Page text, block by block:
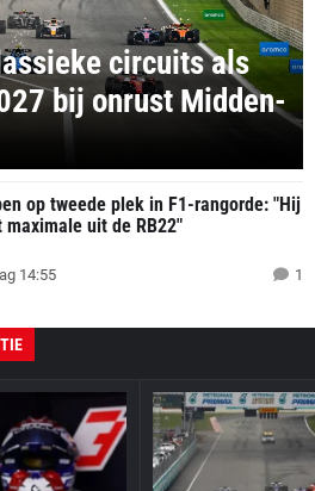
circuits als
bij onrust Midden-
op tweede plek in F1-rangorde: "Hij
maximale uit de RB22"
14:55 1